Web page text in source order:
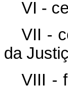
VI -
VII -
da
VIII -